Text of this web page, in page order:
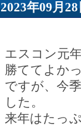
2023年09
エスコン元
勝ててよか
ですが、今
した。
来年はたっ